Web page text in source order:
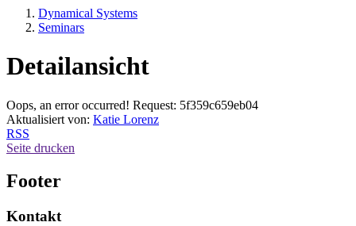
Dynamical Systems
Seminars
Detailansicht
Oops, an error occurred! Request: 5f359c659eb04
Aktualisiert von: Katie Lorenz
RSS
Seite drucken
Footer
Kontakt